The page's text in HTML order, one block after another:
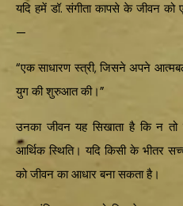
यदि हमें डॉ. संगीता कापसे के जीवन को
—
“एक साधारण स्त्री, जिसने अपने
युग की शुरुआत की।”
उनका जीवन यह सिखाता है कि न तो
आर्थिक स्थिति। यदि किसी के भीतर
को जीवन का आधार बना सकता है।